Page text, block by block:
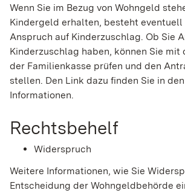
Wenn Sie im Bezug von Wohngeld
Kindergeld erhalten, besteht eventuell
Anspruch auf Kinderzuschlag. Ob Sie
Kinderzuschlag haben, können Sie mit
der Familienkasse prüfen und den
stellen. Den Link dazu finden Sie in
Informationen.
Rechtsbehelf
Widerspruch
Weitere Informationen, wie Sie
Entscheidung der Wohngeldbehörde